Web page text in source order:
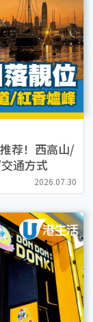
荐！西高山/
通方式
2026.07.30